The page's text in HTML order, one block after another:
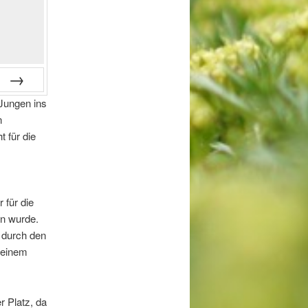
Vor
ins
für die
für die
wurde.
den
Platz, da